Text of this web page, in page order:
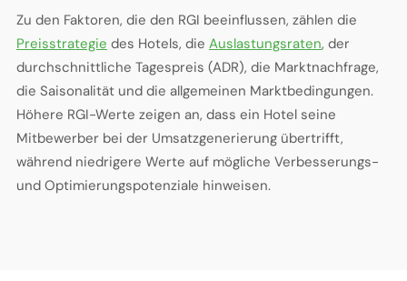
Zu den Faktoren, die den RGI beeinflussen, zählen die
Preisstrategie des Hotels, die Auslastungsraten, der
durchschnittliche Tagespreis (ADR), die Marktnachfrage,
die Saisonalität und die allgemeinen Marktbedingungen.
Höhere RGI-Werte zeigen an, dass ein Hotel seine
Mitbewerber bei der Umsatzgenerierung übertrifft,
während niedrigere Werte auf mögliche Verbesserungs-
und Optimierungspotenziale hinweisen.